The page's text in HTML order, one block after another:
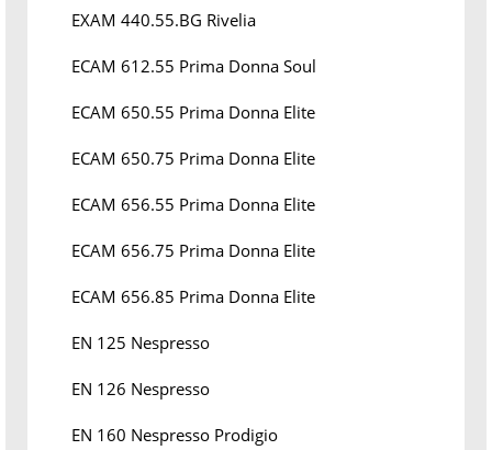
EXAM 440.55.BG Rivelia
ECAM 612.55 Prima Donna Soul
ECAM 650.55 Prima Donna Elite
ECAM 650.75 Prima Donna Elite
ECAM 656.55 Prima Donna Elite
ECAM 656.75 Prima Donna Elite
ECAM 656.85 Prima Donna Elite
EN 125 Nespresso
EN 126 Nespresso
EN 160 Nespresso Prodigio